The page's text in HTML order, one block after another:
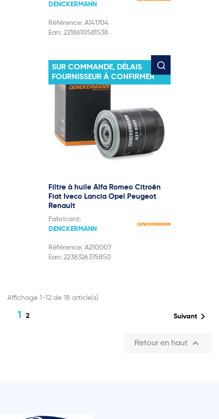
DENCKERMANN
Référence: A141704
Ean: 2218610581538
Filtre à huile Alfa Romeo Citroën
Fiat Iveco Lancia Opel Peugeot
Renault
Fabricant:
DENCKERMANN
Référence: A210007
Ean: 2238326375850
SUR COMMANDE, DÉLAIS
FOURNISSEUR À CONFIRMER
Affichage 1-12 de 18 article(s)
1 2 Suivant 
Retour en haut 